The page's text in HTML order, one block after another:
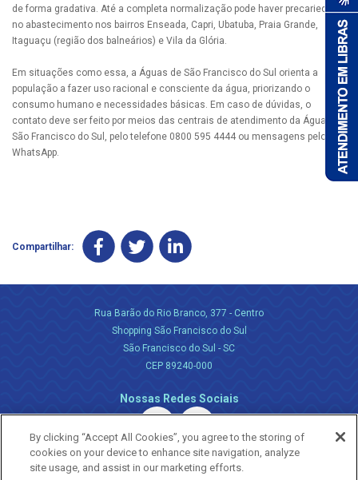
de forma gradativa. Até a completa normalização pode haver precariedade
no abastecimento nos bairros Enseada, Capri, Ubatuba, Praia Grande,
Itaguaçu (região dos balneários) e Vila da Glória.
Em situações como essa, a Águas de São Francisco do Sul orienta a
população a fazer uso racional e consciente da água, priorizando o
consumo humano e necessidades básicas. Em caso de dúvidas, o
contato deve ser feito por meios das centrais de atendimento da Águas de
São Francisco do Sul, pelo telefone 0800 595 4444 ou mensagens pelo
WhatsApp.
Compartilhar:
Rua Barão do Rio Branco, 377 - Centro
Shopping São Francisco do Sul
São Francisco do Sul - SC
CEP 89240-000
Nossas Redes Sociais
By clicking “Accept All Cookies”, you agree to the storing of
cookies on your device to enhance site navigation, analyze
site usage, and assist in our marketing efforts.